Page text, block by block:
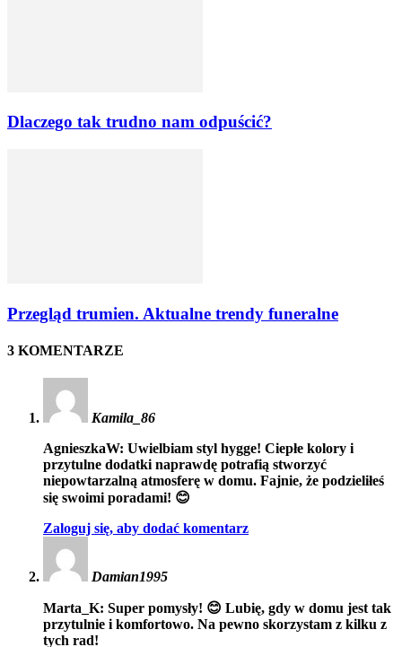
Dlaczego tak trudno nam odpuścić?
Przegląd trumien. Aktualne trendy funeralne
3 KOMENTARZE
Kamila_86
AgnieszkaW: Uwielbiam styl hygge! Ciepłe kolory i
przytulne dodatki naprawdę potrafią stworzyć
niepowtarzalną atmosferę w domu. Fajnie, że podzieliłeś
się swoimi poradami! 😊
Zaloguj się, aby dodać komentarz
Damian1995
Marta_K: Super pomysły! 😊 Lubię, gdy w domu jest tak
przytulnie i komfortowo. Na pewno skorzystam z kilku z
tych rad!